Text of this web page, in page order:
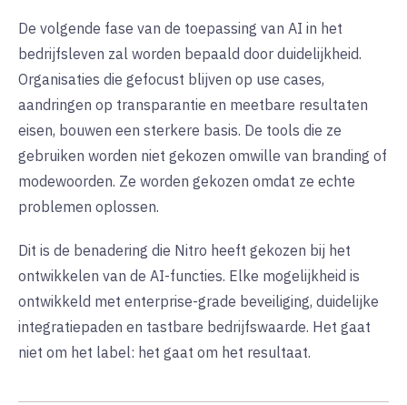
De volgende fase van de toepassing van AI in het
bedrijfsleven zal worden bepaald door duidelijkheid.
Organisaties die gefocust blijven op use cases,
aandringen op transparantie en meetbare resultaten
eisen, bouwen een sterkere basis. De tools die ze
gebruiken worden niet gekozen omwille van branding of
modewoorden. Ze worden gekozen omdat ze echte
problemen oplossen.
Dit is de benadering die Nitro heeft gekozen bij het
ontwikkelen van de AI-functies. Elke mogelijkheid is
ontwikkeld met enterprise-grade beveiliging, duidelijke
integratiepaden en tastbare bedrijfswaarde. Het gaat
niet om het label: het gaat om het resultaat.